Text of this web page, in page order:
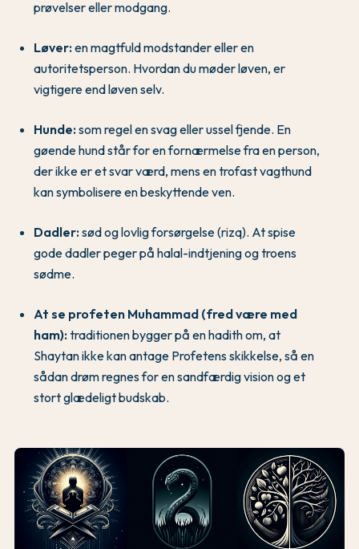
prøvelser eller modgang.
Løver:en magtfuld modstander eller en
autoritetsperson. Hvordan du møder løven, er
vigtigere end løven selv.
Hunde:som regel en svag eller ussel fjende. En
gøende hund står for en fornærmelse fra en person,
der ikke er et svar værd, mens en trofast vagthund
kan symbolisere en beskyttende ven.
Dadler:sød og lovlig forsørgelse (rizq). At spise
gode dadler peger på halal-indtjening og troens
sødme.
At se profeten Muhammad (fred være med
ham):traditionen bygger på en hadith om, at
Shaytan ikke kan antage Profetens skikkelse, så en
sådan drøm regnes for en sandfærdig vision og et
stort glædeligt budskab.